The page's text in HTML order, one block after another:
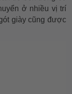
ở nhiều vị trí
giày cũng được